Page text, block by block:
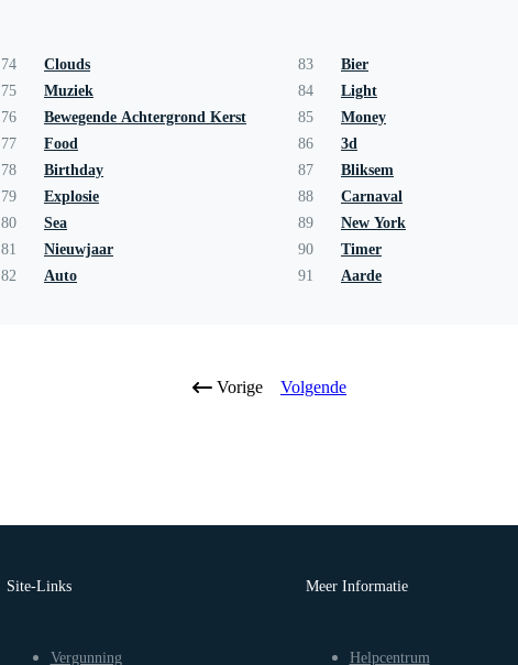
74
Clouds
75
Muziek
76
Bewegende Achtergrond Kerst
77
Food
78
Birthday
79
Explosie
80
Sea
81
Nieuwjaar
82
Auto
83
Bier
84
Light
85
Money
86
3d
87
Bliksem
88
Carnaval
89
New York
90
Timer
91
Aarde
Vorige Volgende
Site-Links
Vergunning
Meer Informatie
Helpcentrum